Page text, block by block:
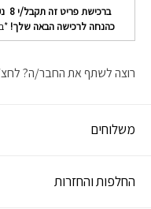
ברכישת פריט זה תקבל/י8
כהנחה לרכישה הבאה שלך!
משלוחים
החלפות והחזרות
רוצה לשתף את החבר/ה? לחצ/